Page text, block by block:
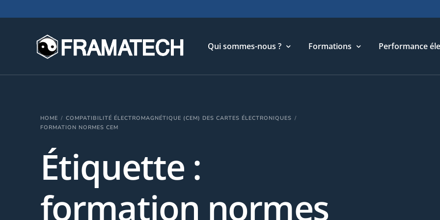
Qui sommes-nous ?
Notre métier
Formations Performance
HOME
COMPATIBILITÉ ÉLECTROMAGNÉTIQUE (CEM) DES CARTES ÉLECTRONIQUES
FORMATION NORMES CEM
Étiquette :
formation normes